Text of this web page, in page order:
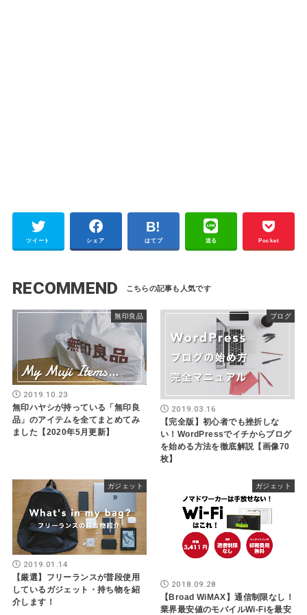
ツイート シェア はてブ 送る Pocket
RECOMMEND
無印良品
2019.10.23
無印ハヤシが持っている「無印良
品」のアイテムを全てまとめてみ
ました【2020年5月更新】
ブログ
2019.03.16
【完全版】初心者でも挫折しな
い！WordPressでイチからブログ
を始める方法を徹底解説【画像70
枚】
ガジェット
2019.01.14
【厳選】フリーランスが普段使用
しているガジェット・持ち物を紹
介します！
ガジェット
2018.09.28
【Broad WiMAX】通信制限なし！
業界最安値のモバイルWi-Fiを最安